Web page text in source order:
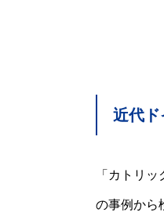
近代ド
「カトリ
の事例から